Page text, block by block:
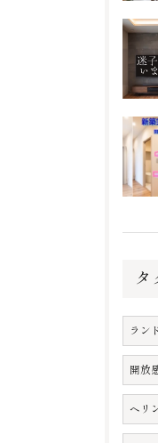
タ
ラン
開放
ヘリ